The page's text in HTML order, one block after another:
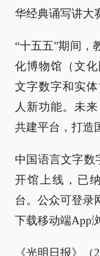
华经典诵写讲大
“十五五”期间，
化博物馆（文
文字数字和实
人新功能。未
共建平台，打造
中国语言文字数
开馆上线，已
台。公众可登录
下载移动端App
《光明日报》（